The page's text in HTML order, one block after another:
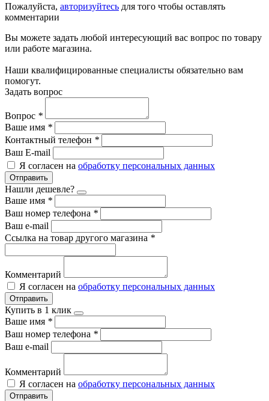
Пожалуйста, авторизуйтесь для того чтобы оставлять
комментарии
Вы можете задать любой интересующий вас вопрос по товару
или работе магазина.
Наши квалифицированные специалисты обязательно вам
помогут.
Задать вопрос
Вопрос *
Ваше имя *
Контактный телефон *
Ваш E-mail
Я согласен на обработку персональных данных
Отправить
Нашли дешевле?
Ваше имя *
Ваш номер телефона *
Ваш e-mail
Ссылка на товар другого магазина *
Комментарий
Я согласен на обработку персональных данных
Отправить
Купить в 1 клик
Ваше имя *
Ваш номер телефона *
Ваш e-mail
Комментарий
Я согласен на обработку персональных данных
Отправить